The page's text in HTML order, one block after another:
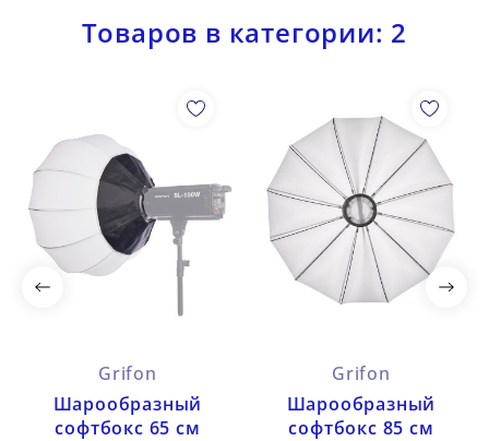
Товаров в категории: 2
Grifon
Шарообразный
софтбокс 65 см
Grifon
Шарообразный
софтбокс 85 см